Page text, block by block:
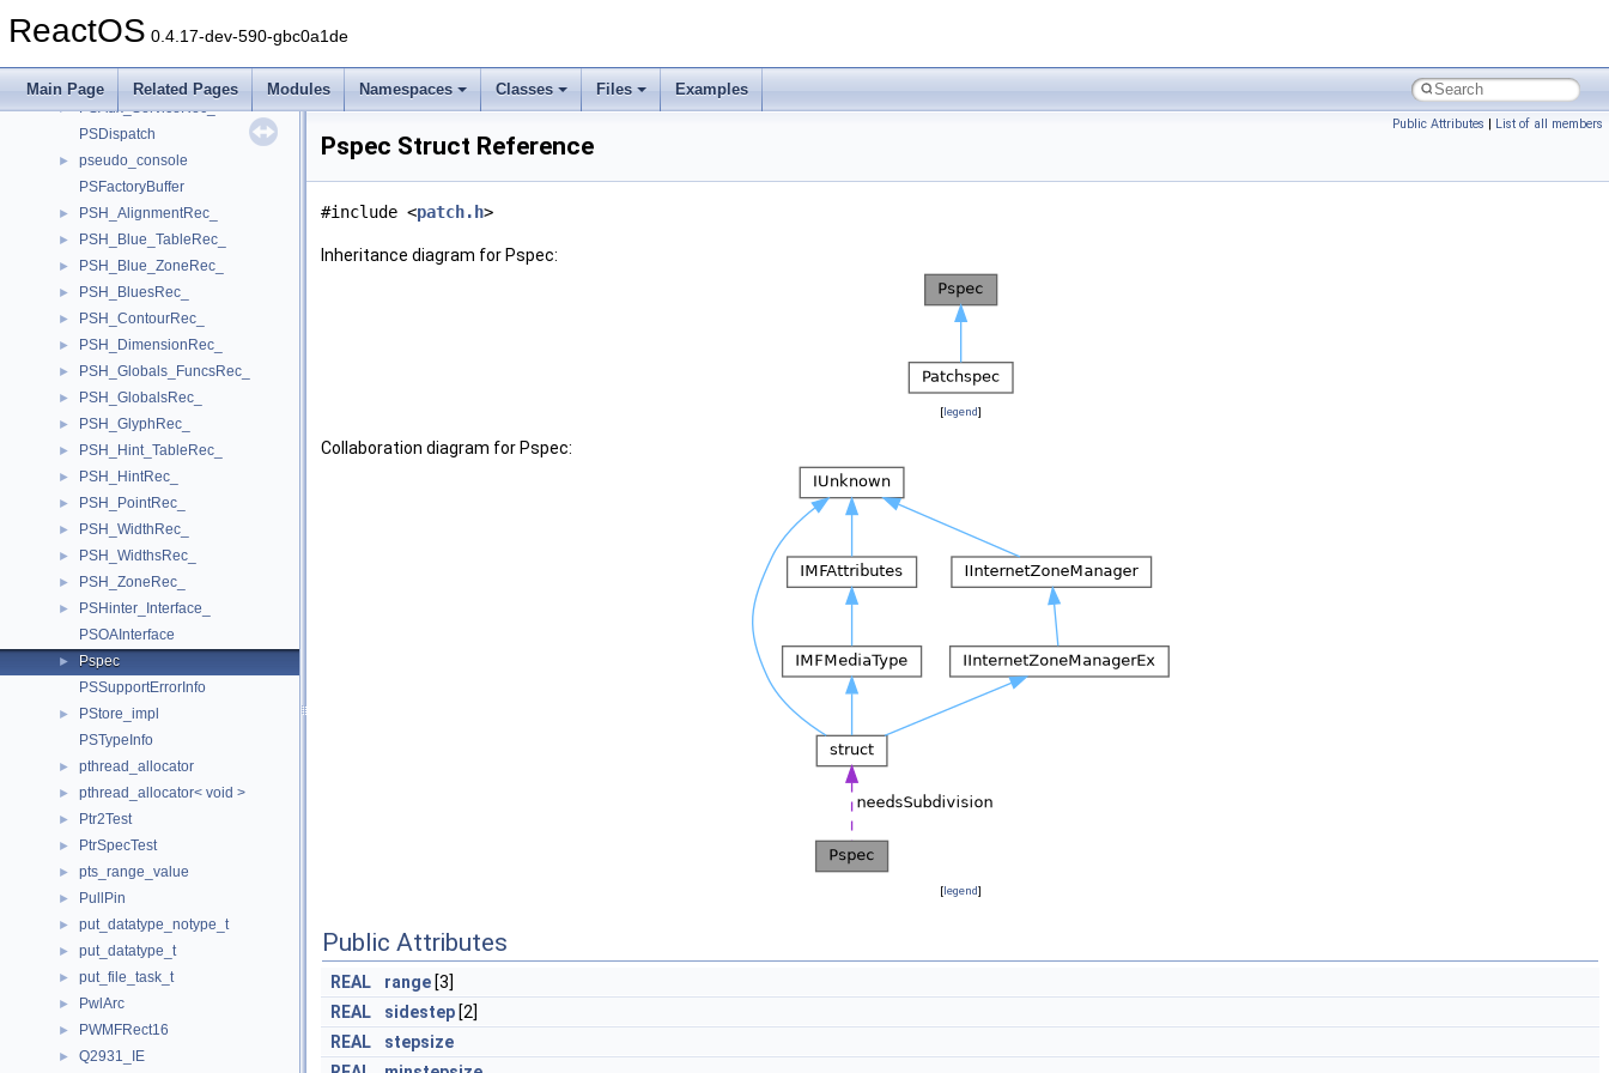
ReactOS 0.4.17-dev-590-gbc0a1de
Main Page Related Pages Modules Namespaces Classes Files Examples
► PS_TableRec_
► PS_UniMap_
► PSAux_ServiceRec_
PSDispatch
►
pseudo_console
PSFactoryBuffer
► PSH_AlignmentRec_
► PSH_Blue_TableRec_
► PSH_Blue_ZoneRec_
► PSH_BluesRec_
► PSH_ContourRec_
► PSH_DimensionRec_
► PSH_Globals_FuncsRec_
► PSH_GlobalsRec_
► PSH_GlyphRec_
► PSH_Hint_TableRec_
► PSH_HintRec_
► PSH_PointRec_
► PSH_WidthRec_
► PSH_WidthsRec_
► PSH_ZoneRec_
►
PSHinter_Interface_
PSOAInterface
►
Pspec
PSSupportErrorInfo
►
PStore_impl
PSTypeInfo
► pthread_allocator
► pthread_allocator< void >
► Ptr2Test
► PtrSpecTest
► pts_range_value
► PullPin
► put_datatype_notype_t
► put_datatype_t
► put_file_task_t
► PwlArc
► PWMFRect16
► Q2931_IE
Public Attributes | List of all members
Pspec Struct Reference
#include <patch.h>
Inheritance diagram for Pspec:
[legend]
Collaboration diagram for Pspec:
[legend]
Public Attributes
REAL range [3]
REAL
sidestep [2]
REAL
stepsize